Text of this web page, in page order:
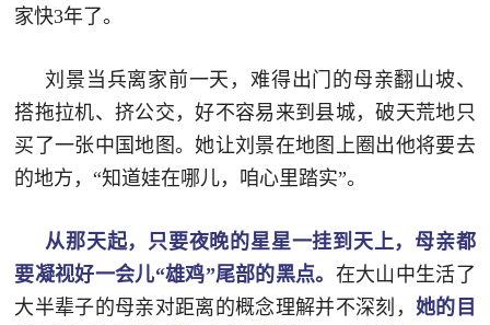
点
追
踪
防
法
国
防
法
国
家快3年了。
刘景当兵离家前一天，难得出门的母亲翻山坡、
搭拖拉机、挤公交，好不容易来到县城，破天荒地只
买了一张中国地图。她让刘景在地图上圈出他将要去
的地方，“知道娃在哪儿，咱心里踏实”。
从那天起，只要夜晚的星星一挂到天上，母亲都
要凝视好一会儿“雄鸡”尾部的黑点。 在大山中生活了
大半辈子的母亲对距离的概念理解并不深刻， 她的目